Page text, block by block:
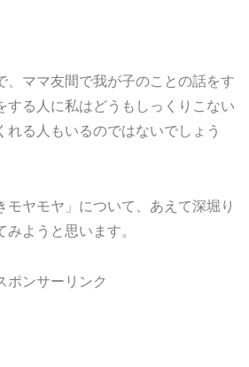
、ママ友間で我が子のことの話をす
する人に私はどうもしっくりこない
れる人もいるのではないでしょう
モヤモヤ」について、あえて深堀り
みようと思います。
ポンサーリンク